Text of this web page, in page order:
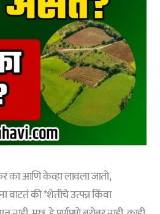
आणि केव्हा लावला जातो,
की *शेतीचे उत्पन्न किंवा